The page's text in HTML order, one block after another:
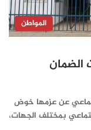
المواطن
الضمان
عن عزمها خوض
بمختلف الجهات،